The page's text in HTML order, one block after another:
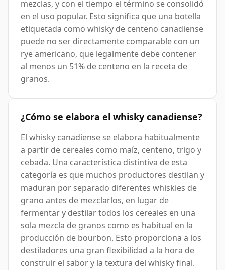
mezclas, y con el tiempo el término se consolidó
en el uso popular. Esto significa que una botella
etiquetada como whisky de centeno canadiense
puede no ser directamente comparable con un
rye americano, que legalmente debe contener
al menos un 51% de centeno en la receta de
granos.
¿Cómo se elabora el whisky canadiense?
El whisky canadiense se elabora habitualmente
a partir de cereales como maíz, centeno, trigo y
cebada. Una característica distintiva de esta
categoría es que muchos productores destilan y
maduran por separado diferentes whiskies de
grano antes de mezclarlos, en lugar de
fermentar y destilar todos los cereales en una
sola mezcla de granos como es habitual en la
producción de bourbon. Esto proporciona a los
destiladores una gran flexibilidad a la hora de
construir el sabor y la textura del whisky final.